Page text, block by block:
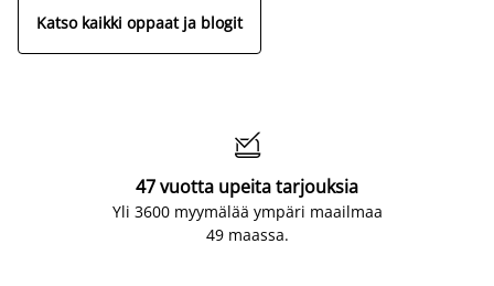
Katso kaikki oppaat ja blogit

47 vuotta upeita tarjouksia
Yli 3600 myymälää ympäri maailmaa
49 maassa.